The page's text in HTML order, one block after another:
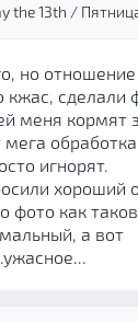
the 13th /
но
кжас, сделали
меня кормят
мега
игнорят.
хороший
фото как
а вот